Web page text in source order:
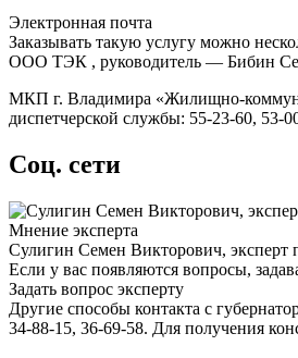
Электронная почта
Заказывать такую услугу можно
ООО ТЭК , руководитель — Бибин
МКП г. Владимира «Жилищно-
диспетчерской службы: 55-23-60, 53-
Соц. сети
Мнение эксперта
Сулигин Семен Викторович, эксперт
Если у вас появляются вопросы,
Задать вопрос эксперту
Другие способы контакта с
34-88-15, 36-69-58. Для получения